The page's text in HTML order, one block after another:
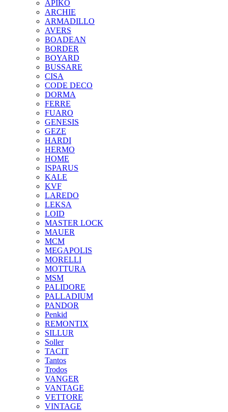
APIKO
ARCHIE
ARMADILLO
AVERS
BOADEAN
BORDER
BOYARD
BUSSARE
CISA
CODE DECO
DORMA
FERRE
FUARO
GENESIS
GEZE
HARDI
HERMO
HOMЕ
ISPARUS
KALE
KVF
LAREDO
LEKSA
LOID
MASTER LOCK
MAUER
MCM
MEGAPOLIS
MORELLI
MOTTURA
MSM
PALIDORE
PALLADIUM
PANDOR
Penkid
REMONTIX
SILLUR
Soller
TACIT
Tantos
Trodos
VANGER
VANTAGE
VETTORE
VINTAGE